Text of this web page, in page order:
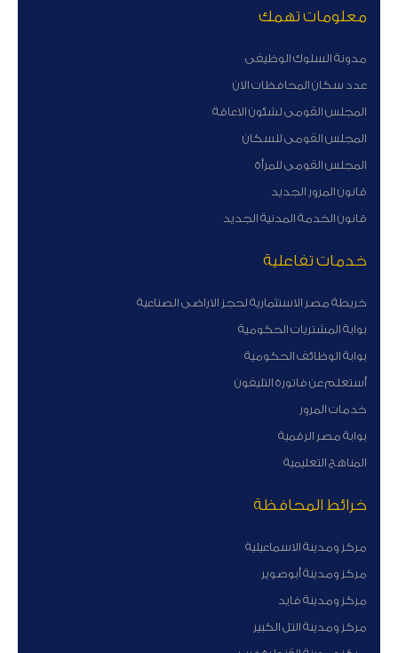
معلومات تهمك
مدونة السلوك الوظيفى
عدد سكان المحافظات الان
المجلس القومى لشئون الاعاقة
المجلس القومى للسكان
المجلس القومى للمرأة
قانون المرور الجديد
قانون الخدمة المدنية الجديد
خدمات تفاعلية
خريطة مصر الاستثمارية لحجز الاراضى الصناعية
بوابة المشتريات الحكومية
بوابة الوظائف الحكومية
أستعلم عن فاتورة التليفون
خدمات المرور
بوابة مصر الرقمية
المناهج التعليمية
خرائط المحافظة
مركز ومدينة الاسماعيلية
مركز ومدينة أبوصوير
مركز ومدينة فايد
مركز ومدينة التل الكبير